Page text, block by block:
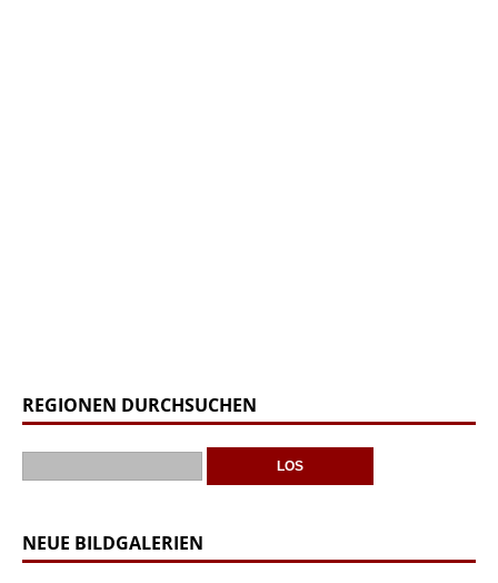
REGIONEN DURCHSUCHEN
NEUE BILDGALERIEN